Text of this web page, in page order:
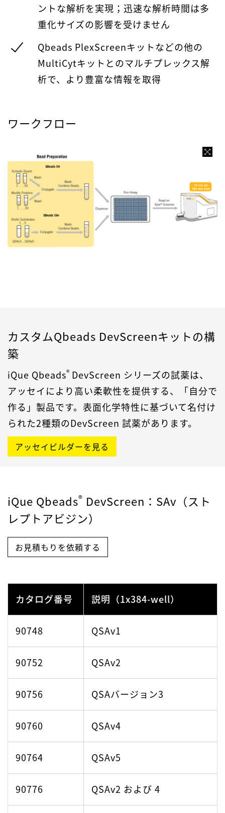
ントな解析を実現；迅速な解析時間は多
重化サイズの影響を受けません
Qbeads PlexScreenキットなどの他の
MultiCytキットとのマルチプレックス解
析で、より豊富な情報を取得
ワークフロー
カスタムQbeads DevScreenキットの構
築
iQue Qbeads® DevScreen シリーズの試薬は、
アッセイにより高い柔軟性を提供する、「自分で
作る」製品です。表面化学特性に基づいて名付け
られた2種類のDevScreen 試薬があります。
アッセイビルダーを見る
iQue Qbeads® DevScreen ：SAv（スト
レプトアビジン）
お見積もりを依頼する
カタログ番号 説明（1x384-well）
90748 QSAv1
90752 QSAv2
90756 QSAバージョン3
90760 QSAv4
90764 QSAv5
90776 QSAv2 および 4